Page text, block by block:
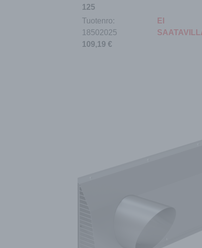
125
Tuotenro:
18502025
EI
109,19€